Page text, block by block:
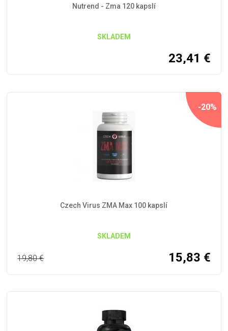
Nutrend - Zma 120 kapslí
SKLADEM
23,41 €
-20%
Czech Virus ZMA Max 100 kapslí
SKLADEM
19,80€ 15,83 €